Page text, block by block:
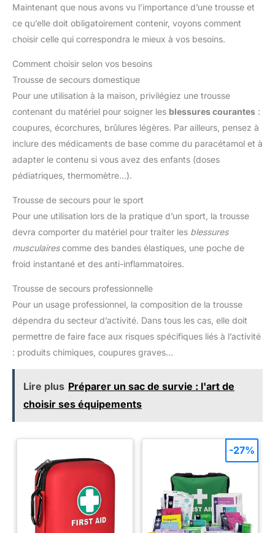
Maintenant que nous avons vu l’importance d’une trousse et
ce qu’elle doit obligatoirement contenir, voyons comment
choisir celle qui correspondra le mieux à vos besoins.
Comment choisir selon vos besoins
Trousse de secours domestique
Pour une utilisation à la maison, privilégiez une trousse
contenant du matériel pour soigner les blessures courantes :
coupures, écorchures, brûlures légères. Par ailleurs, pensez à
inclure des médicaments de base comme du paracétamol et à
adapter le contenu si vous avez des enfants (doses
pédiatriques, thermomètre…).
Trousse de secours pour le sport
Pour une utilisation lors de la pratique d’un sport, la trousse
devra comporter du matériel pour traiter les blessures
musculairescomme des bandes élastiques, une poche de
froid instantané et des anti-inflammatoires.
Trousse de secours professionnelle
Pour un usage professionnel, la composition de la trousse
dépendra du secteur d’activité. Dans tous les cas, elle doit
permettre de faire face aux risques spécifiques liés à l’activité
: produits chimiques, coupures graves…
Lire plus Préparer un sac de survie : l'art de
choisir ses équipements
-27%